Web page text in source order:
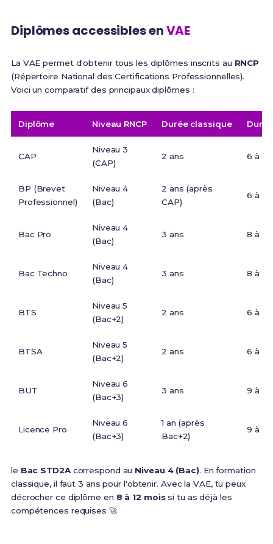
Diplômes accessibles enVAE
La VAE permet d'obtenir tous les diplômes inscrits au RNCP
(Répertoire National des Certifications Professionnelles).
Voici un comparatif des principaux diplômes :
Diplôme Niveau RNCP Durée classique
CAP
Niveau 3
(CAP)
2 ans 6 à 12
BP (Brevet
Professionnel)
Niveau 4
(Bac)
2 ans (après
CAP)
6 à 12
Bac Pro
Niveau 4
(Bac)
3 ans 8 à 12
Bac Techno
Niveau 4
(Bac)
3 ans 8 à 12
BTS
Niveau 5
(Bac+2)
2 ans 6 à 9
BTSA
Niveau 5
(Bac+2)
2 ans 6 à 9
BUT
Niveau 6
(Bac+3)
3 ans 9 à 12
Licence Pro
Niveau 6
(Bac+3)
1 an (après
Bac+2)
9 à 12
le Bac STD2Acorrespond au Niveau 4 (Bac). En formation
classique, il faut 3 ans pour l'obtenir. Avec la VAE, tu peux
décrocher ce diplôme en 8 à 12 moissi tu as déjà les
compétences requises 🚀